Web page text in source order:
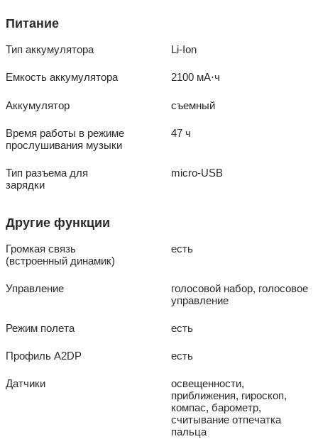
Питание
Тип аккумулятора Li-Ion
Емкость аккумулятора 2100 мА⋅ч
Аккумулятор съемный
Время работы в режиме
прослушивания музыки
47 ч
Тип разъема для
зарядки
micro-USB
Другие функции
Громкая связь
(встроенный динамик)
есть
Управление
голосовой набор, голосовое
управление
Режим полета есть
Профиль A2DP есть
Датчики
освещенности,
приближения, гироскоп,
компас, барометр,
считывание отпечатка
пальца